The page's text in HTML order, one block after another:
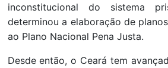
inconstitucional do sistema
determinou a elaboração de
ao Plano Nacional Pena Justa.
Desde então, o Ceará tem